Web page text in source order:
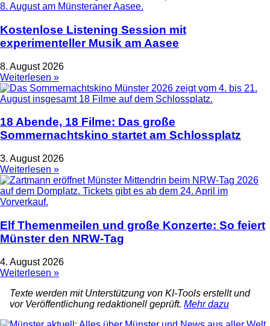
Kostenlose Listening Session mit
experimenteller Musik am Aasee
8. August 2026
Weiterlesen »
18 Abende, 18 Filme: Das große
Sommernachtskino startet am Schlossplatz
3. August 2026
Weiterlesen »
Elf Themenmeilen und große Konzerte: So feiert
Münster den NRW-Tag
4. August 2026
Weiterlesen »
Texte werden mit Unterstützung von KI-Tools erstellt und
vor Veröffentlichung redaktionell geprüft. Mehr dazu